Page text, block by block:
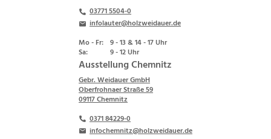
03771 5504-0
infolauter@holzweidauer.de
Mo - Fr: 9 - 13 & 14 - 17 Uhr
Sa:
9 - 12 Uhr
Ausstellung Chemnitz
Gebr. Weidauer GmbH
Oberfrohnaer Straße 59
09117 Chemnitz
0371 84229-0
infochemnitz@holzweidauer.de